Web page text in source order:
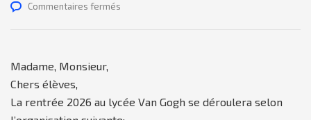
Commentaires fermés
Madame, Monsieur,
Chers élèves,
La rentrée 2026 au lycée Van Gogh se déroulera selon